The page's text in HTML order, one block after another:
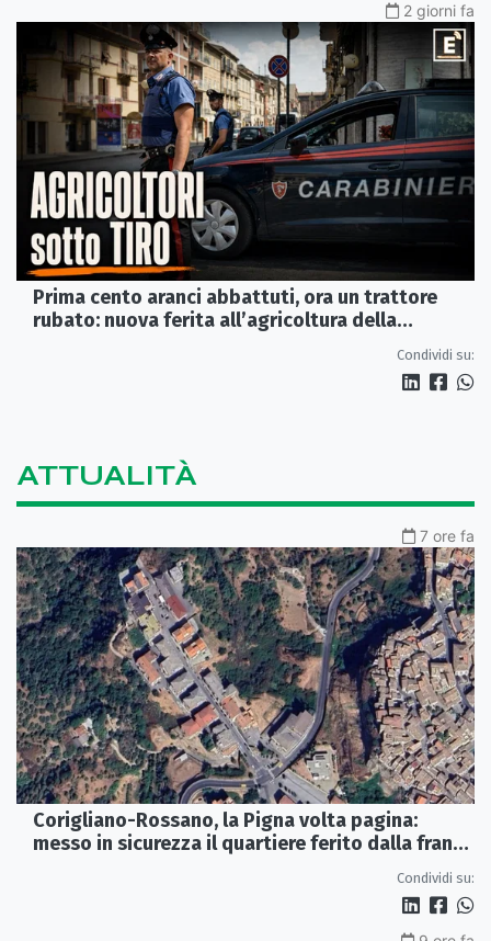
2 giorni fa
Prima cento aranci abbattuti, ora un trattore
rubato: nuova ferita all’agricoltura della
Condividi su:
ATTUALITÀ
7 ore fa
Corigliano-Rossano, la Pigna volta pagina:
messo in sicurezza il quartiere ferito dalla frana
Condividi su: